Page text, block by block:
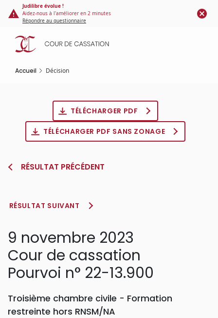
Panneau de gestion des cookies
contenu
principal
Judilibre évolue !
Aidez-nous à l'améliorer en 2 minutes
Répondre au questionnaire
Accueil Décision
TÉLÉCHARGER PDF
TÉLÉCHARGER PDF SANS ZONAGE
RÉSULTAT PRÉCÉDENT
RÉSULTAT SUIVANT
9 novembre 2023
Cour de cassation
Pourvoi n° 22-13.900
Troisième chambre civile - Formation
restreinte hors RNSM/NA